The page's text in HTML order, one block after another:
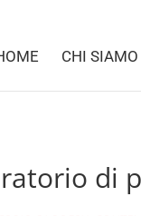
CHI SIAMO
di